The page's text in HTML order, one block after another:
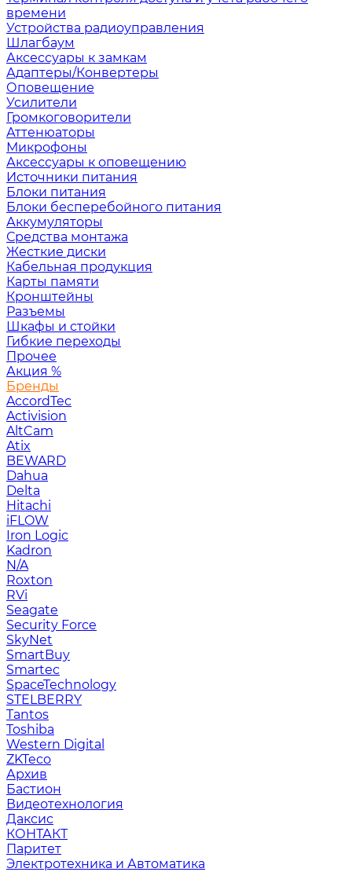
времени
Устройства радиоуправления
Шлагбаум
Аксессуары к замкам
Адаптеры/Конвертеры
Оповещение
Усилители
Громкоговорители
Аттенюаторы
Микрофоны
Аксессуары к оповещению
Источники питания
Блоки питания
Блоки бесперебойного питания
Аккумуляторы
Средства монтажа
Жесткие диски
Кабельная продукция
Карты памяти
Кронштейны
Разъемы
Шкафы и стойки
Гибкие переходы
Прочее
Акция %
Бренды
AccordTec
Activision
AltCam
Atix
BEWARD
Dahua
Delta
Hitachi
iFLOW
Iron Logic
Kadron
N/A
Roxton
RVi
Seagate
Security Force
SkyNet
SmartBuy
Smartec
SpaceTechnology
STELBERRY
Tantos
Toshiba
Western Digital
ZKTeco
Архив
Бастион
Видеотехнология
Даксис
КОНТАКТ
Паритет
Электротехника и Автоматика